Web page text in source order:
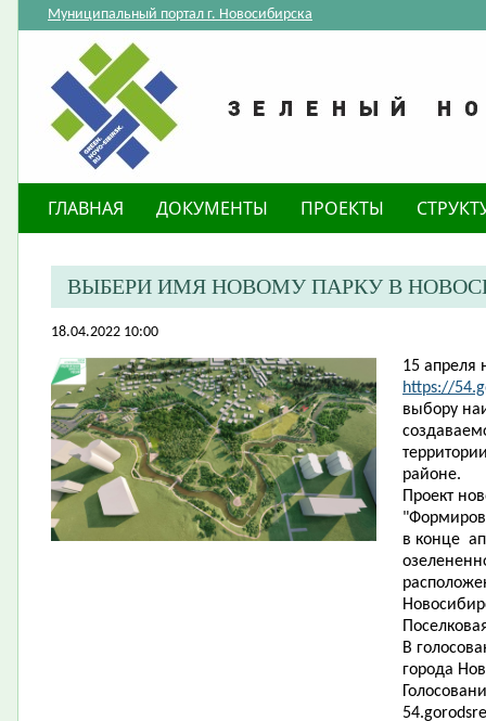
Муниципальный портал г. Новосибирска
ГЛАВНАЯ ДОКУМЕНТЫ ПРОЕКТЫ
ВЫБЕРИ ИМЯ НОВОМУ ПАРКУ В
18.04.2022 10:00
15 апреля
https://
выбору
районе.
Проект
в конце
В
города